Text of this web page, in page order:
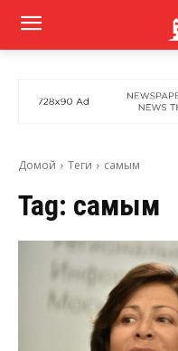
Домой Теги самым
Tag: самым